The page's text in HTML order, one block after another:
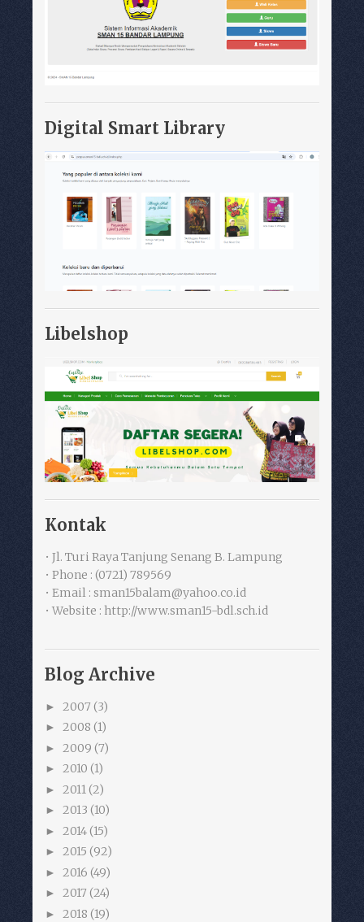
Digital Smart Library
Libelshop
Kontak
• Jl. Turi Raya Tanjung Senang B. Lampung
• Phone : (0721) 789569
• Email : sman15balam@yahoo.co.id
• Website : http://www.sman15-bdl.sch.id
Blog Archive
► 2007 (3)
► 2008 (1)
► 2009 (7)
► 2010 (1)
► 2011 (2)
► 2013 (10)
► 2014(15)
► 2015 (92)
► 2016 (49)
► 2017 (24)
► 2018 (19)